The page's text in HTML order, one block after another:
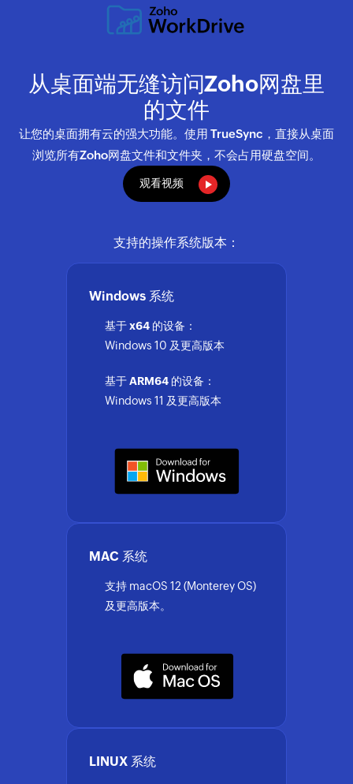
从桌面端无缝访问Zoho网盘里
的文件
让您的桌面拥有云的强大功能。使用 TrueSync，直接从桌面
浏览所有Zoho网盘文件和文件夹，不会占用硬盘空间。
观看视频
支持的操作系统版本：
Windows 系统
基于 x64 的设备：
Windows 10 及更高版本
基于 ARM64 的设备：
Windows 11 及更高版本
MAC 系统
支持 macOS 12 (Monterey OS)
及更高版本。
LINUX 系统